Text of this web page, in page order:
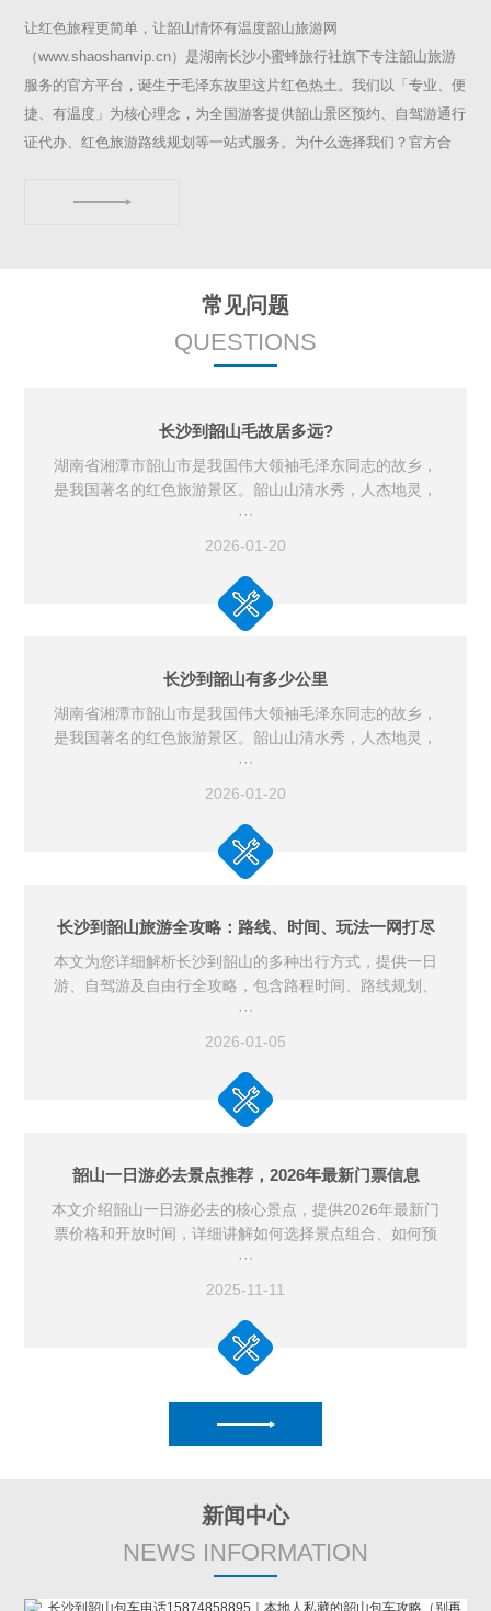
让红色旅程更简单，让韶山情怀有温度韶山旅游网
（www.shaoshanvip.cn）是湖南长沙小蜜蜂旅行社旗下专注韶山旅游
服务的官方平台，诞生于毛泽东故里这片红色热土。我们以「专业、便
捷、有温度」为核心理念，为全国游客提供韶山景区预约、自驾游通行
证代办、红色旅游路线规划等一站式服务。为什么选择我们？官方合
管制）省心服务：3分钟在线办理自驾通行证，避免现场排队烦恼在地
常见问题
QUESTIONS
长沙到韶山毛故居多远?
湖南省湘潭市韶山市是我国伟大领袖毛泽东同志的故乡，
是我国著名的红色旅游景区。韶山山清水秀，人杰地灵，
···
2026-01-20
长沙到韶山有多少公里
湖南省湘潭市韶山市是我国伟大领袖毛泽东同志的故乡，
是我国著名的红色旅游景区。韶山山清水秀，人杰地灵，
···
2026-01-20
长沙到韶山旅游全攻略：路线、时间、玩法一网打尽
本文为您详细解析长沙到韶山的多种出行方式，提供一日
游、自驾游及自由行全攻略，包含路程时间、路线规划、
···
2026-01-05
韶山一日游必去景点推荐，2026年最新门票信息
本文介绍韶山一日游必去的核心景点，提供2026年最新门
票价格和开放时间，详细讲解如何选择景点组合、如何预
···
2025-11-11
新闻中心
NEWS INFORMATION